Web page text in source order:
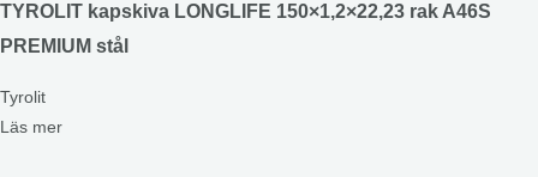
TYROLIT kapskiva LONGLIFE 150×1,2×22,23 rak A46S
PREMIUM stål
Tyrolit
Läs mer